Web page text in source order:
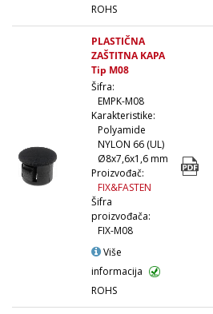
ROHS
PLASTIČNA
ZAŠTITNA KAPA
Tip M08
Šifra:
EMPK-M08
Karakteristike:
Polyamide
NYLON 66 (UL)
Ø8x7,6x1,6 mm
Proizvođač:
FIX&FASTEN
Šifra
proizvođača:
FIX-M08
Više
informacija
ROHS